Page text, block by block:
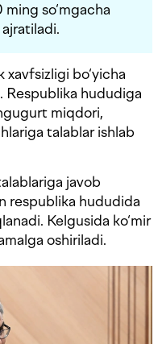
so‘mgacha
xavfsizligi bo‘yicha
Respublika hududiga
miqdori,
talablar ishlab
javob
respublika hududida
Kelgusida ko‘mir
oshiriladi.